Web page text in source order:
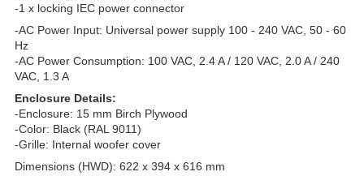
-1 x locking IEC power connector
-AC Power Input: Universal power supply 100 - 240 VAC, 50 - 60
Hz
-AC Power Consumption: 100 VAC, 2.4 A / 120 VAC, 2.0 A / 240
VAC, 1.3 A
Enclosure Details:
-Enclosure: 15 mm Birch Plywood
-Color: Black (RAL 9011)
-Grille: Internal woofer cover
Dimensions (HWD): 622 x 394 x 616 mm